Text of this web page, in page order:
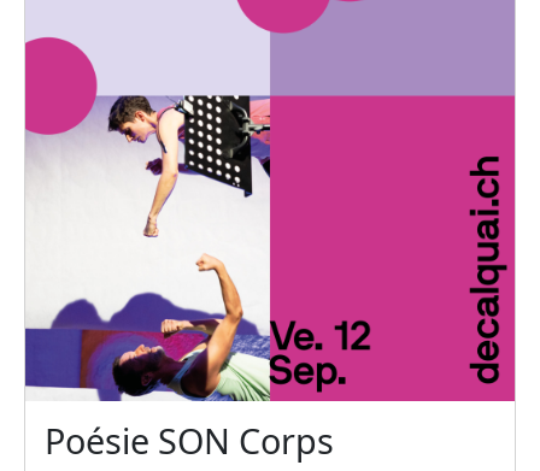
Poésie SON Corps